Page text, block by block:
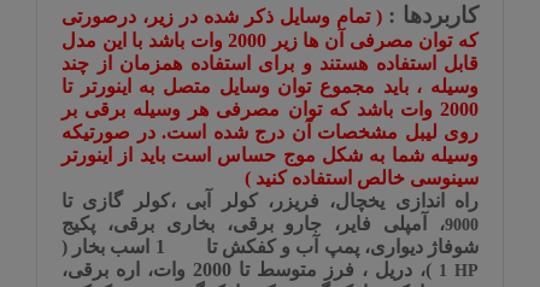
کاربردها : ( تمام وسایل ذکر شده در زیر، درصورتی
که توان مصرفی آن ها زیر 2000 وات باشد با این مدل
قابل استفاده هستند و برای استفاده همزمان از چند
وسیله ، باید مجموع توان وسایل متصل به اینورتر تا
2000 وات باشد که توان مصرفی هر وسیله برقی بر
روی لیبل مشخصات آن درج شده است. در صورتیکه
وسیله شما به شکل موج حساس است باید از اینورتر
سینوسی خالص استفاده کنید )
راه اندازی یخچال، فریزر، کولر آبی ،کولر گازی تا
9000، آمپلی فایر، جارو برقی، بخاری برقی، پکیج
شوفاژ دیواری، پمپ آب و کفکش تا
1 اسب بخار (
1 HP
)، دریل ، فرز متوسط تا 2000 وات، اره برقی،